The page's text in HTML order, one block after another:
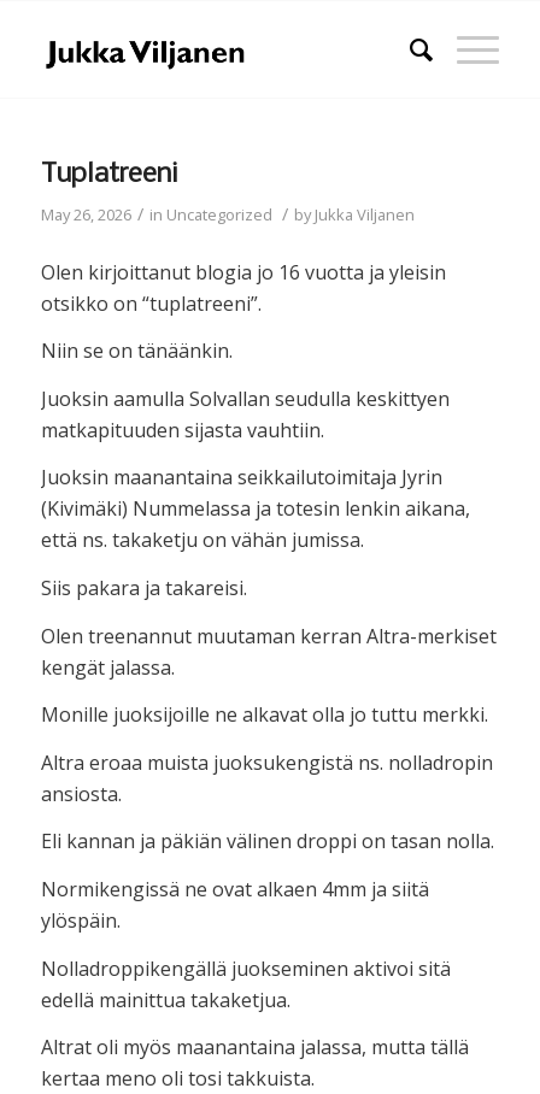
Tuplatreeni
May 26, 2026 / in Uncategorized / byJukka Viljanen
Olen kirjoittanut blogia jo 16 vuotta ja yleisin
otsikko on “tuplatreeni”.
Niin se on tänäänkin.
Juoksin aamulla Solvallan seudulla keskittyen
matkapituuden sijasta vauhtiin.
Juoksin maanantaina seikkailutoimitaja Jyrin
(Kivimäki) Nummelassa ja totesin lenkin aikana,
että ns. takaketju on vähän jumissa.
Siis pakara ja takareisi.
Olen treenannut muutaman kerran Altra-merkiset
kengät jalassa.
Monille juoksijoille ne alkavat olla jo tuttu merkki.
Altra eroaa muista juoksukengistä ns. nolladropin
ansiosta.
Eli kannan ja päkiän välinen droppi on tasan nolla.
Normikengissä ne ovat alkaen 4mm ja siitä
ylöspäin.
Nolladroppikengällä juokseminen aktivoi sitä
edellä mainittua takaketjua.
Altrat oli myös maanantaina jalassa, mutta tällä
kertaa meno oli tosi takkuista.